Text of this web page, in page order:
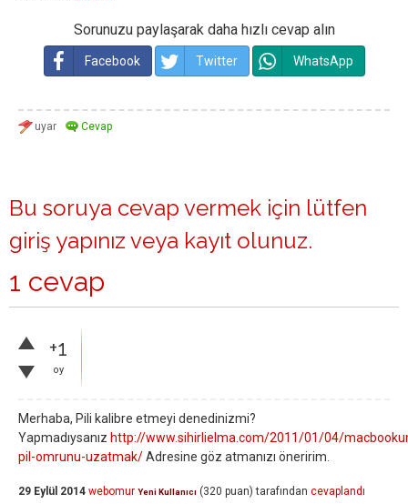
Sorunuzu paylaşarak daha hızlı cevap alın
Facebook Twitter WhatsApp
Bu soruya cevap vermek için lütfen
giriş yapınız veya kayıt olunuz.
1 cevap
+1
oy
Merhaba, Pili kalibre etmeyi denedinizmi?
Yapmadıysanız http://www.sihirlielma.com/2011/01/04/
pil-omrunu-uzatmak/Adresine göz atmanızı öneririm.
29 Eylül 2014 webomur Yeni Kullanıcı (320 puan) tarafından cevaplandı